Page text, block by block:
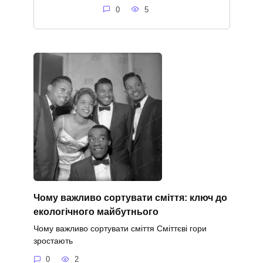
0 5
Чому важливо сортувати сміття: ключ до
екологічного майбутнього
Чому важливо сортувати сміття Сміттєві гори
зростають
0 2